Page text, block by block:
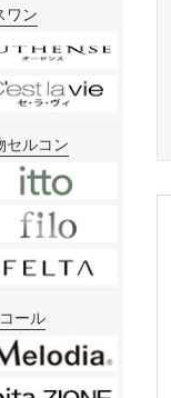
ワン
セルコン
ール